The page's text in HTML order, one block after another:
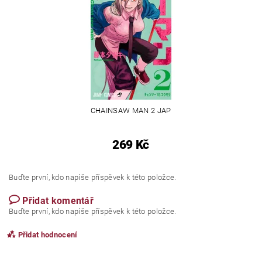
CHAINSAW MAN 2 JAP
269 Kč
Buďte první, kdo napíše příspěvek k této položce.
Přidat komentář
Buďte první, kdo napíše příspěvek k této položce.
Přidat hodnocení